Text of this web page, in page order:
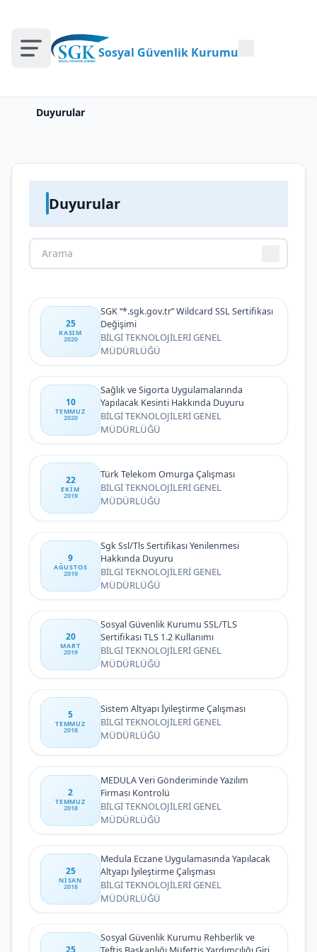
Sosyal Güvenlik Kurumu
Duyurular
Duyurular
25
KASIM
2020
SGK “*.sgk.gov.tr” Wildcard SSL Sertifikası
Değişimi
BİLGİ TEKNOLOJİLERİ GENEL
MÜDÜRLÜĞÜ
10
TEMMUZ
2020
Sağlık ve Sigorta Uygulamalarında
Yapılacak Kesinti Hakkında Duyuru
BİLGİ TEKNOLOJİLERİ GENEL
MÜDÜRLÜĞÜ
22
EKIM
2019
Türk Telekom Omurga Çalışması
BİLGİ TEKNOLOJİLERİ GENEL
MÜDÜRLÜĞÜ
9
AĞUSTOS
2019
Sgk Ssl/Tls Sertifikası Yenilenmesi
Hakkında Duyuru
BİLGİ TEKNOLOJİLERİ GENEL
MÜDÜRLÜĞÜ
20
MART
2019
Sosyal Güvenlik Kurumu SSL/TLS
Sertifikası TLS 1.2 Kullanımı
BİLGİ TEKNOLOJİLERİ GENEL
MÜDÜRLÜĞÜ
5
TEMMUZ
2018
Sistem Altyapı İyileştirme Çalışması
BİLGİ TEKNOLOJİLERİ GENEL
MÜDÜRLÜĞÜ
2
TEMMUZ
2018
MEDULA Veri Gönderiminde Yazılım
Firması Kontrolü
BİLGİ TEKNOLOJİLERİ GENEL
MÜDÜRLÜĞÜ
25
NISAN
2018
Medula Eczane Uygulamasında Yapılacak
Altyapı İyileştirme Çalışması
BİLGİ TEKNOLOJİLERİ GENEL
MÜDÜRLÜĞÜ
25
Sosyal Güvenlik Kurumu Rehberlik ve